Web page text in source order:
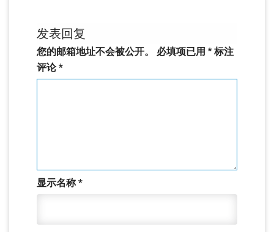
发表回复
您的邮箱地址不会被公开。 必填项已用 * 标注
评论*
显示名称*